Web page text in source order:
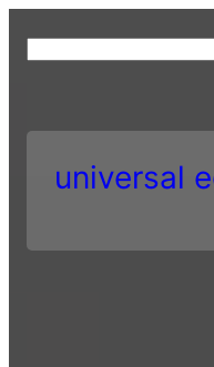
r
universal